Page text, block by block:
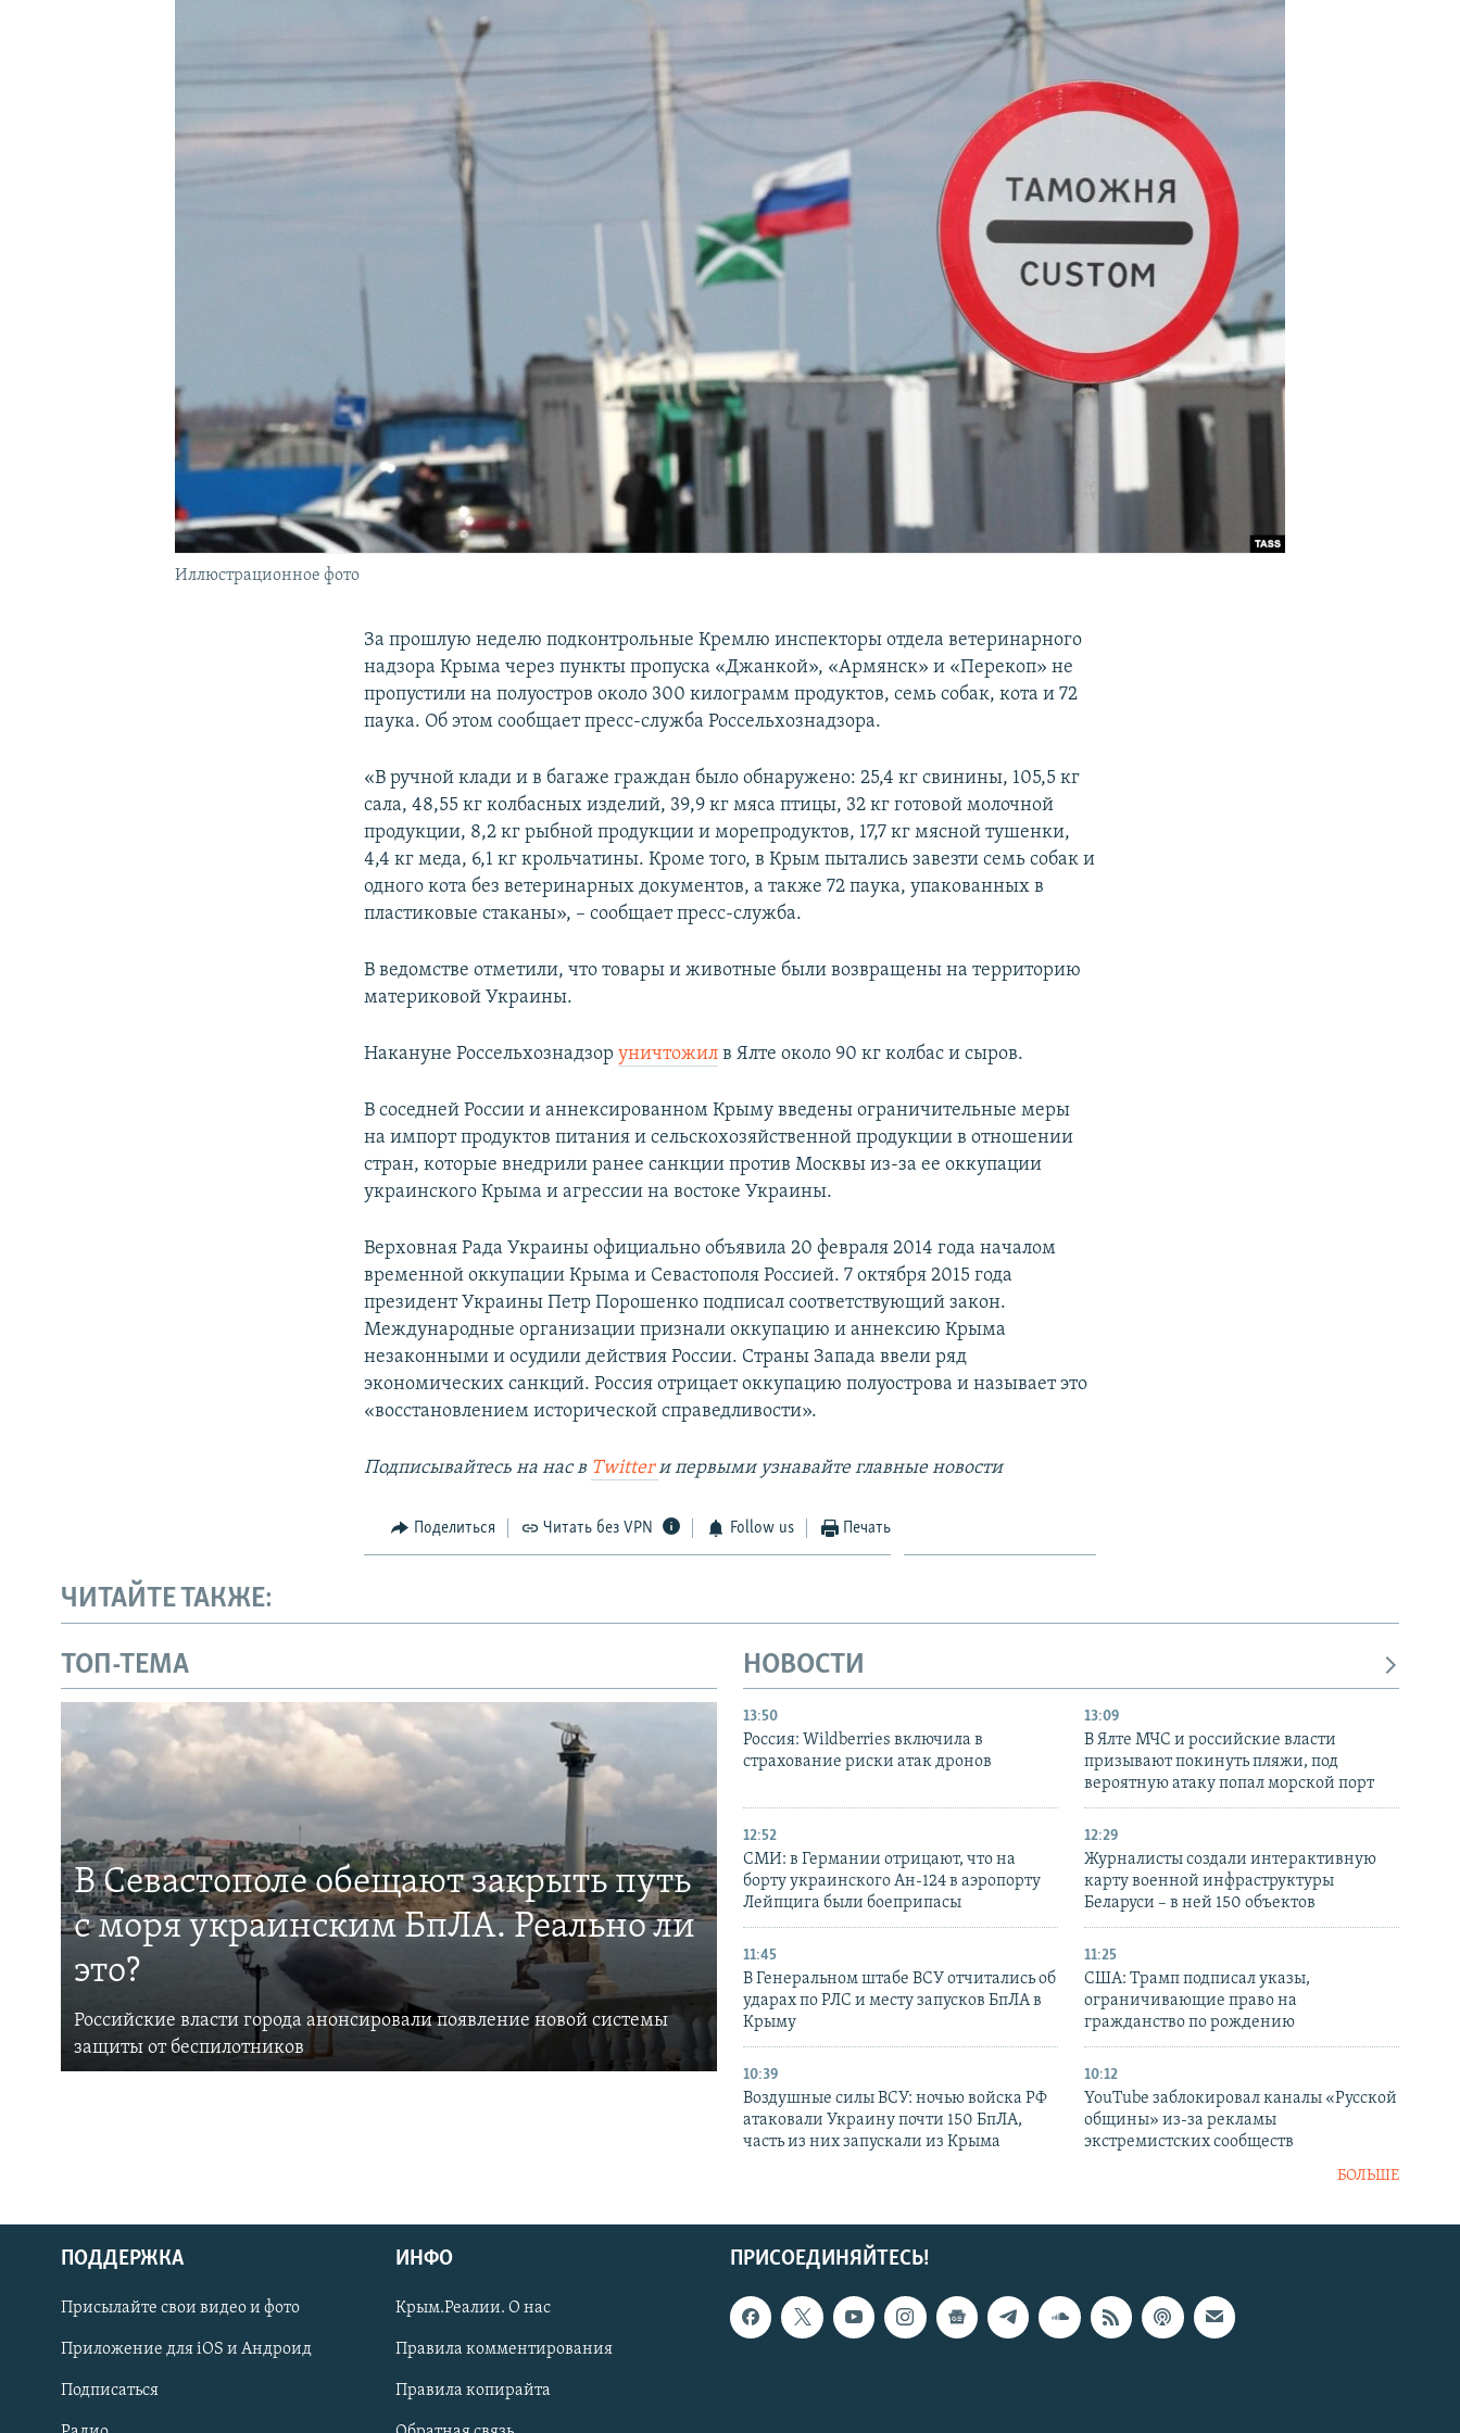
Українською
Qırımtatar
ПРИСОЕДИНЯЙТЕСЬ!
Иллюстрационное фото
За прошлую неделю подконтрольные Кремлю инспекторы отдела ветеринарного
надзора Крыма через пункты пропуска «Джанкой», «Армянск» и «Перекоп» не
пропустили на полуостров около 300 килограмм продуктов, семь собак, кота и 72
паука. Об этом сообщает пресс-служба Россельхознадзора.
«В ручной клади и в багаже граждан было обнаружено: 25,4 кг свинины, 105,5 кг
сала, 48,55 кг колбасных изделий, 39,9 кг мяса птицы, 32 кг готовой молочной
продукции, 8,2 кг рыбной продукции и морепродуктов, 17,7 кг мясной тушенки,
4,4 кг меда, 6,1 кг крольчатины. Кроме того, в Крым пытались завезти семь собак и
одного кота без ветеринарных документов, а также 72 паука, упакованных в
пластиковые стаканы», – сообщает пресс-служба.
В ведомстве отметили, что товары и животные были возвращены на территорию
материковой Украины.
Накануне Россельхознадзоруничтожил в Ялте около 90 кг колбас и сыров.
В соседней России и аннексированном Крыму введены ограничительные меры
на импорт продуктов питания и сельскохозяйственной продукции в отношении
стран, которые внедрили ранее санкции против Москвы из-за ее оккупации
украинского Крыма и агрессии на востоке Украины.
Верховная Рада Украины официально объявила 20 февраля 2014 года началом
временной оккупации Крыма и Севастополя Россией. 7 октября 2015 года
президент Украины Петр Порошенко подписал соответствующий закон.
Международные организации признали оккупацию и аннексию Крыма
незаконными и осудили действия России. Страны Запада ввели ряд
экономических санкций. Россия отрицает оккупацию полуострова и называет это
«восстановлением исторической справедливости».
Подписывайтесь на наc в Twitterи первыми узнавайте главные новости
Поделиться Читать без VPN Follow us Печать
ЧИТАЙТЕ ТАКЖЕ:
ТОП-ТЕМА
В Севастополе обещают закрыть путь
с моря украинским БпЛА. Реально ли
это?
Российские власти города анонсировали появление новой системы
защиты от беспилотников
НОВОСТИ
13:50
Россия: Wildberries включила в
страхование риски атак дронов
13:09
В Ялте МЧС и российские власти
призывают покинуть пляжи, под
вероятную атаку попал морской порт
12:52
СМИ: в Германии отрицают, что на
борту украинского Ан-124 в аэропорту
Лейпцига были боеприпасы
12:29
Журналисты создали интерактивную
карту военной инфраструктуры
Беларуси – в ней 150 объектов
11:45
В Генеральном штабе ВСУ отчитались об
ударах по РЛС и месту запусков БпЛА в
Крыму
11:25
США: Трамп подписал указы,
ограничивающие право на
гражданство по рождению
10:39
Воздушные силы ВСУ: ночью войска РФ
атаковали Украину почти 150 БпЛА,
часть из них запускали из Крыма
10:12
YouTube заблокировал каналы «Русской
общины» из-за рекламы
экстремистских сообществ
БОЛЬШЕ
ПРИСОЕДИНЯЙТЕСЬ!
ПОДДЕРЖКА
Присылайте свои видео и фото
Приложение для iOS и Андроид
Подписаться
ИНФО
Крым.Реалии. О нас
Правила комментирования
Правила копирайта